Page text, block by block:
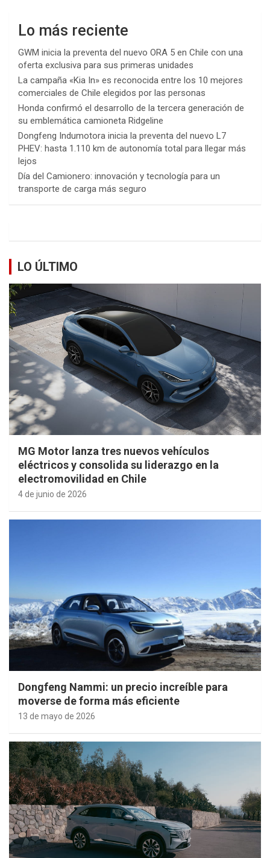
Lo más reciente
GWM inicia la preventa del nuevo ORA 5 en Chile con una
oferta exclusiva para sus primeras unidades
La campaña «Kia In» es reconocida entre los 10 mejores
comerciales de Chile elegidos por las personas
Honda confirmó el desarrollo de la tercera generación de
su emblemática camioneta Ridgeline
Dongfeng Indumotora inicia la preventa del nuevo L7
PHEV: hasta 1.110 km de autonomía total para llegar más
lejos
Día del Camionero: innovación y tecnología para un
transporte de carga más seguro
LO ÚLTIMO
MG Motor lanza tres nuevos vehículos
eléctricos y consolida su liderazgo en la
electromovilidad en Chile
4 de junio de 2026
Dongfeng Nammi: un precio increíble para
moverse de forma más eficiente
13 de mayo de 2026